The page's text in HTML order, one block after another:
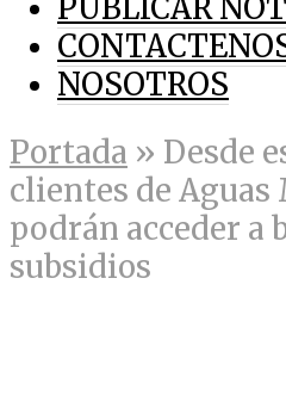
PUBLICAR
NOSOTROS
Portada » Desde
clientes de Aguas
podrán acceder a
subsidios